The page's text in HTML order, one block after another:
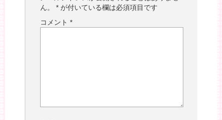
ん。
* が付いている欄は必須項目です
コメント *